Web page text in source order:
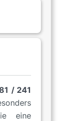
/ 241
eine